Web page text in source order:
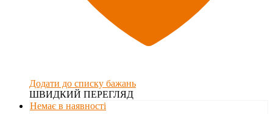
Додати до списку бажань
ШВИДКИЙ ПЕРЕГЛЯД
Немає в наявності